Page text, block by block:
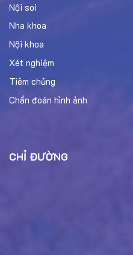
Nội soi
Nha khoa
Nội khoa
Xét nghiệm
Tiêm chủng
Chẩn đoán hình ảnh
CHỈ ĐƯỜNG